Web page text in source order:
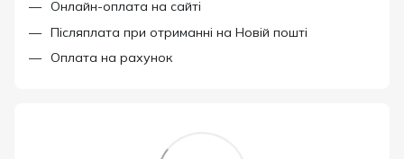
Онлайн-оплата на сайті
Післяплата при отриманні на Новій пошті
Оплата на рахунок